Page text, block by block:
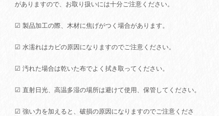
がありますので、お取り扱いには十分ご注意ください。
☑ 製品加工の際、木材に焦げがつく場合があります。
☑ 水濡れはカビの原因になりますのでご注意ください。
☑ 汚れた場合は乾いた布でよく拭き取ってください。
☑ 直射日光、高温多湿の場所は避けて使用、保管してください。
☑ 強い力を加えると、破損の原因になりますのでご注意くださ